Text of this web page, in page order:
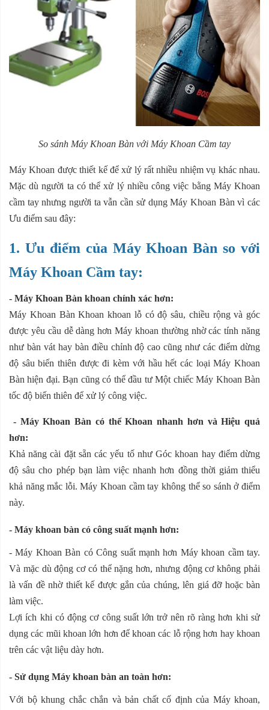
So sánh Máy Khoan Bàn với Máy Khoan Cầm tay
Máy Khoan được thiết kế để xử lý rất nhiều nhiệm vụ khác nhau.
Mặc dù người ta có thể xử lý nhiều công việc bằng Máy Khoan
cầm tay nhưng người ta vẫn cần sử dụng Máy Khoan Bàn vì các
Ưu điểm sau đây:
1. Ưu điểm của Máy Khoan Bàn so với
Máy Khoan Cầm tay:
- Máy Khoan Bàn khoan chính xác hơn:
Máy Khoan Bàn Khoan khoan lỗ có độ sâu, chiều rộng và góc
được yêu cầu dễ dàng hơn Máy khoan thường nhờ các tính năng
như bàn vát hay bàn điều chỉnh độ cao cũng như các điểm dừng
độ sâu biến thiên được đi kèm với hầu hết các loại Máy Khoan
Bàn hiện đại. Bạn cũng có thể đầu tư Một chiếc Máy Khoan Bàn
tốc độ biến thiên để xử lý công việc.
- Máy Khoan Bàn có thể Khoan nhanh hơn và Hiệu quả
hơn:
Khả năng cài đặt sẵn các yếu tố như Góc khoan hay điểm dừng
độ sâu cho phép bạn làm việc nhanh hơn đồng thời giảm thiểu
khả năng mắc lỗi. Máy Khoan cầm tay không thể so sánh ở điểm
này.
- Máy khoan bàn có công suất mạnh hơn:
- Máy Khoan Bàn có Công suất mạnh hơn Máy khoan cầm tay.
Và mặc dù động cơ có thể nặng hơn, nhưng động cơ không phải
là vấn đề nhờ thiết kế được gắn của chúng, lên giá đỡ hoặc bàn
làm việc.
Lợi ích khi có động cơ công suất lớn trở nên rõ ràng hơn khi sử
dụng các mũi khoan lớn hơn để khoan các lỗ rộng hơn hay khoan
trên các vật liệu dày hơn.
- Sử dụng Máy khoan bàn an toàn hơn:
Với bộ khung chắc chắn và bản chất cố định của Máy khoan,